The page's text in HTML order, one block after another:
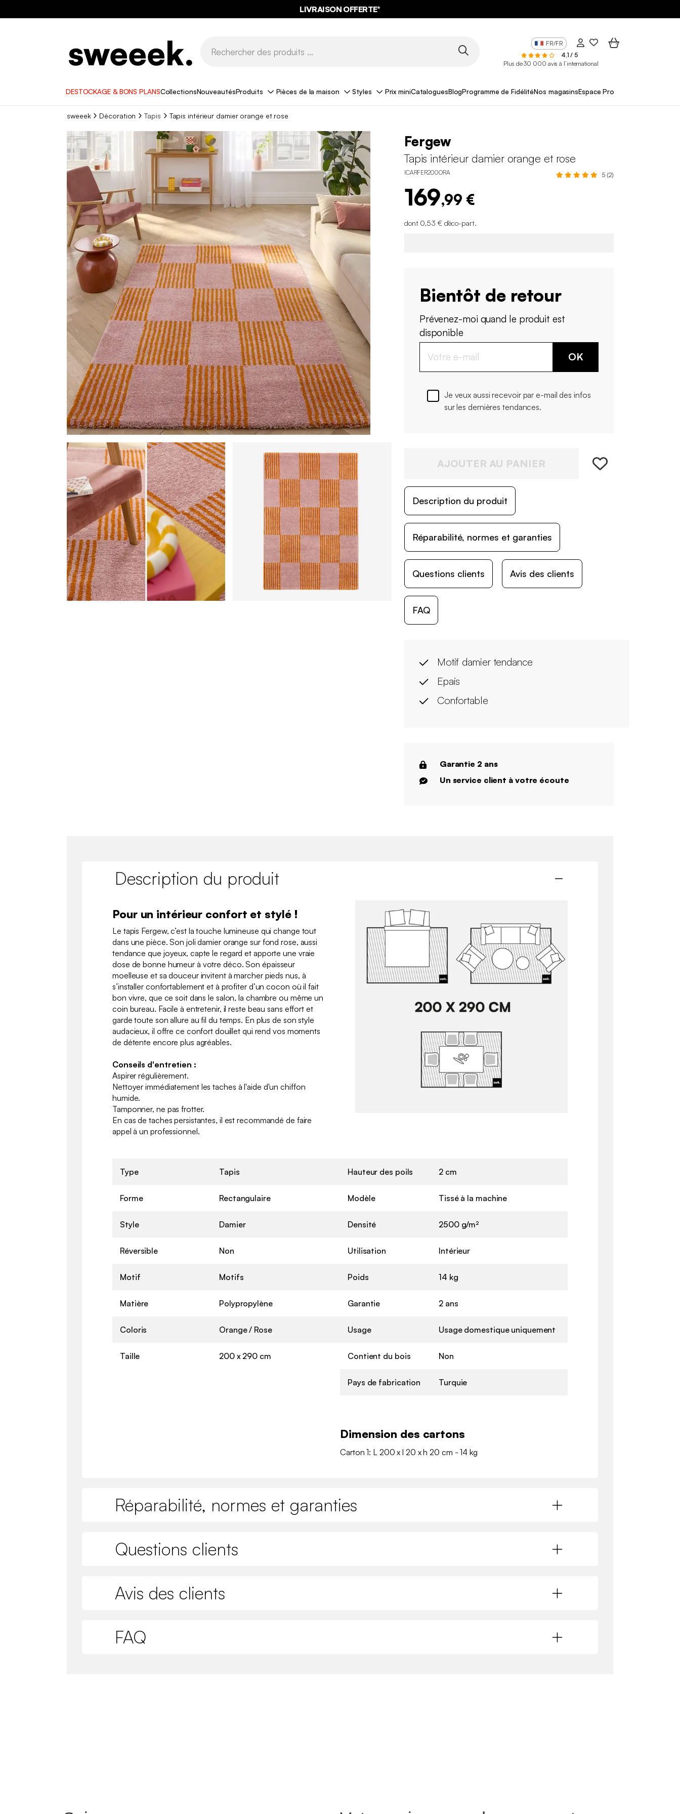
LIVRAISON OFFERTE*
FR/FR
4,1 / 5
Plus de 30 000 avis à l’international
DESTOCKAGE & BONS PLANSCollectionsNouveautésProduits Pièces de la maison Styles Prix miniCataloguesBlogProgramme de FidélitéNos magasinsEspace Pro
sweeek Décoration Tapis Tapis intérieur damier orange et rose
Fergew
Tapis intérieur damier orange et rose
ICARFER200ORA 5 (2)
169,99 €
dont 0,53 € d'éco-part.
Bientôt de retour
Prévenez-moi quand le produit est
disponible
OK
Je veux aussi recevoir par e-mail des infos
sur les dernières tendances.
AJOUTER AU PANIER
Description du produit
Réparabilité, normes et garanties
Questions clients Avis des clients
FAQ
Motif damier tendance
Epais
Confortable
Garantie 2 ans
Un service client à votre écoute
Description du produit
Pour un intérieur confort et stylé !
Le tapis Fergew, c’est la touche lumineuse qui change tout
dans une pièce. Son joli damier orange sur fond rose, aussi
tendance que joyeux, capte le regard et apporte une vraie
dose de bonne humeur à votre déco. Son épaisseur
moelleuse et sa douceur invitent à marcher pieds nus, à
s’installer confortablement et à profiter d’un cocon où il fait
bon vivre, que ce soit dans le salon, la chambre ou même un
coin bureau. Facile à entretenir, il reste beau sans effort et
garde toute son allure au fil du temps. En plus de son style
audacieux, il offre ce confort douillet qui rend vos moments
de détente encore plus agréables.
Conseils d'entretien :
Aspirer régulièrement.
Nettoyer immédiatement les taches à l'aide d'un chiffon
humide.
Tamponner, ne pas frotter.
En cas de taches persistantes, il est recommandé de faire
appel à un professionnel.
Type Tapis
Forme Rectangulaire
Style Damier
Réversible Non
Motif Motifs
Matière Polypropylène
Coloris Orange / Rose
Taille 200 x 290 cm
Hauteur des poils 2 cm
Modèle Tissé à la machine
Densité 2500 g/m²
Utilisation Intérieur
Poids 14 kg
Garantie 2 ans
Usage Usage domestique uniquement
Contient du bois Non
Pays de fabrication Turquie
Dimension des cartons
Carton 1: L 200 x l 20 x h 20 cm - 14 kg
Réparabilité, normes et garanties
Questions clients
Avis des clients
FAQ